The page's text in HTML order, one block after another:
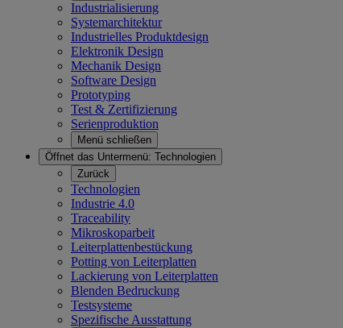
Industrialisierung
Systemarchitektur
Industrielles Produktdesign
Elektronik Design
Mechanik Design
Software Design
Prototyping
Test & Zertifizierung
Serienproduktion
Menü schließen
Öffnet das Untermenü: Technologien
Zurück
Technologien
Industrie 4.0
Traceability
Mikroskoparbeit
Leiterplattenbestückung
Potting von Leiterplatten
Lackierung von Leiterplatten
Blenden Bedruckung
Testsysteme
Spezifische Ausstattung